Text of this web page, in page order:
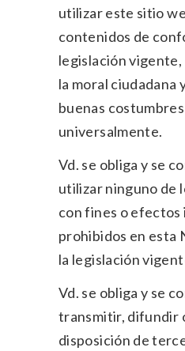
utilizar este sitio
contenidos de
legislación
la moral ciudadana
buenas
universalmente.
Vd. se obliga y se
utilizar ninguno de
con fines o efectos
prohibidos en esta
la legislación
Vd. se obliga y se
transmitir, difundir
disposición de